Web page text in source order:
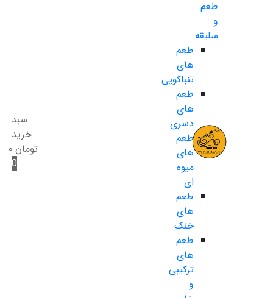
طعم
و
سلیقه
طعم
های
تنباکویی
طعم
های
دسری
طعم
های
میوه
ای
طعم
های
خنک
طعم
های
ترکیبی
و
سبد
خرید
تومان ۰
0